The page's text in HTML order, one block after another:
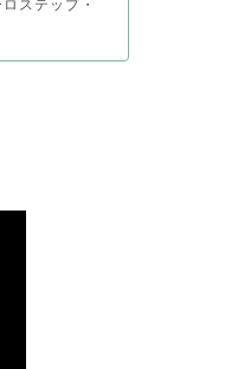
ステップ・